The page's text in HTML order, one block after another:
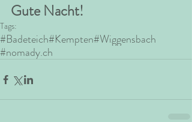
Gute Nacht!
Tags:
#Badeteich#Kempten#Wiggensbach
#nomady.ch